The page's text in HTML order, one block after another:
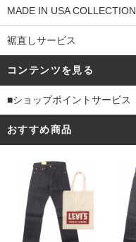
MADE IN USA COLLECTION
裾直しサービス
コンテンツを見る
■ショップポイントサービス
おすすめ商品